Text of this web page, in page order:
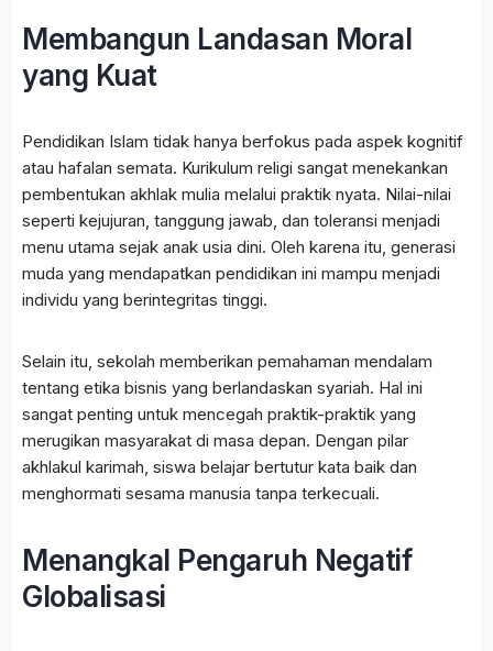
Membangun Landasan Moral
yang Kuat
Pendidikan Islam tidak hanya berfokus pada aspek kognitif
atau hafalan semata. Kurikulum religi sangat menekankan
pembentukan akhlak mulia melalui praktik nyata. Nilai-nilai
seperti kejujuran, tanggung jawab, dan toleransi menjadi
menu utama sejak anak usia dini. Oleh karena itu, generasi
muda yang mendapatkan pendidikan ini mampu menjadi
individu yang berintegritas tinggi.
Selain itu, sekolah memberikan pemahaman mendalam
tentang etika bisnis yang berlandaskan syariah. Hal ini
sangat penting untuk mencegah praktik-praktik yang
merugikan masyarakat di masa depan. Dengan pilar
akhlakul karimah, siswa belajar bertutur kata baik dan
menghormati sesama manusia tanpa terkecuali.
Menangkal Pengaruh Negatif
Globalisasi